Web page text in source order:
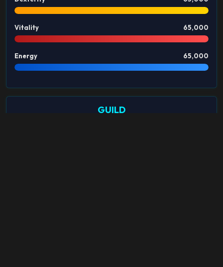
Vitality 65,000
Energy 65,000
GUILD